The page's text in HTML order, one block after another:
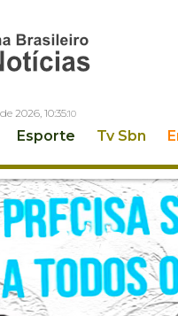
2026, 10:35:11
Esporte Tv Sbn